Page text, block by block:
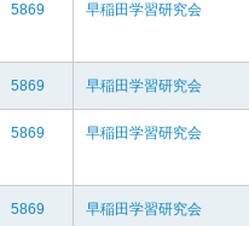
5869 早稲田学習研究会
5869 早稲田学習研究会
5869 早稲田学習研究会
5869 早稲田学習研究会